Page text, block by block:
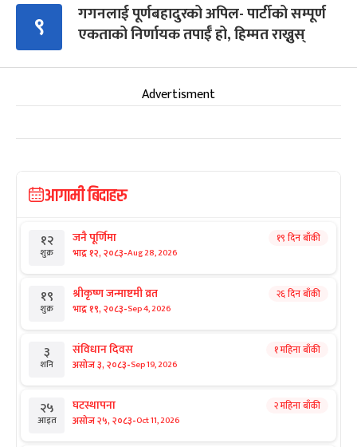
९
गगनलाई पूर्णबहादुरको अपिल- पार्टीको सम्पूर्ण
एकताको निर्णायक तपाईँ हो, हिम्मत राख्नुस्
Advertisment
आगामी बिदाहरु
१२
शुक्र
जनै पूर्णिमा
भाद्र १२, २०८३-Aug 28, 2026
१९ दिन बाँकी
१९
शुक्र
श्रीकृष्ण जन्माष्टमी व्रत
भाद्र १९, २०८३-Sep 4, 2026
२६ दिन बाँकी
३
शनि
संविधान दिवस
असोज ३, २०८३-Sep 19, 2026
१ महिना बाँकी
२५
आइत
घटस्थापना
असोज २५, २०८३-Oct 11, 2026
२ महिना बाँकी